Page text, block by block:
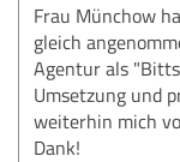
Frau Münchow
gleich
Agentur als
Umsetzung und
weiterhin mich
Dank!